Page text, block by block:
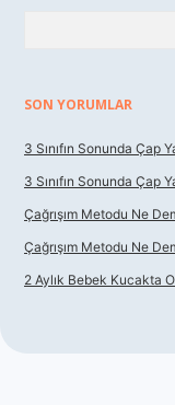
SON YORUMLAR
3 Sınıfın Sonunda Çap
3 Sınıfın Sonunda Çap
Çağrışım Metodu Ne
Çağrışım Metodu Ne
2 Aylık Bebek Kucakta